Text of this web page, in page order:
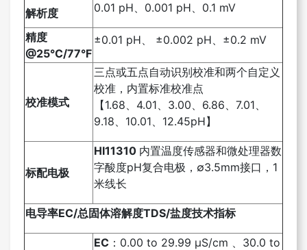
解析度 0.01 pH、0.001 pH、0.1 mV
精度
@25°C/77°F
±0.01 pH、 ±0.002 pH、±0.2 mV
校准模式
三点或五点自动识别校准和两个自定义
校准，内置标准校准点
【1.68、4.01、3.00、6.86、7.01、
9.18、10.01、12.45pH】
标配电极
HI11310 内置温度传感器和微处理器数
字酸度pH复合电极，∅3.5mm接口，1
米线长
电导率EC/总固体溶解度TDS/盐度技术指标
EC ：0.00 to 29.99 µS/cm 、30.0 to